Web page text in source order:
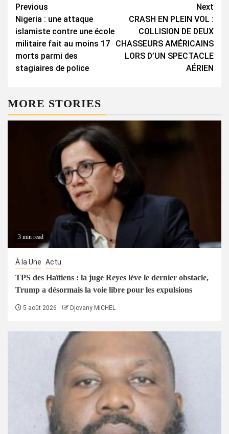
Continue
Reading
Previous
Nigeria : une attaque
islamiste contre une école
militaire fait au moins 17
morts parmi des
stagiaires de police
Next
CRASH EN PLEIN VOL :
COLLISION DE DEUX
CHASSEURS AMÉRICAINS
LORS D’UN SPECTACLE
AÉRIEN​
MORE STORIES
3 min read
À la Une Actu
TPS des Haïtiens : la juge Reyes lève le dernier obstacle,
Trump a désormais la voie libre pour les expulsions
5 août 2026 Djovany MICHEL